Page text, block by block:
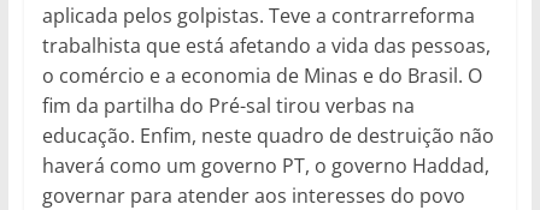
aplicada pelos golpistas. Teve a contrarreforma
trabalhista que está afetando a vida das pessoas,
o comércio e a economia de Minas e do Brasil. O
fim da partilha do Pré-sal tirou verbas na
educação. Enfim, neste quadro de destruição não
haverá como um governo PT, o governo Haddad,
governar para atender aos interesses do povo